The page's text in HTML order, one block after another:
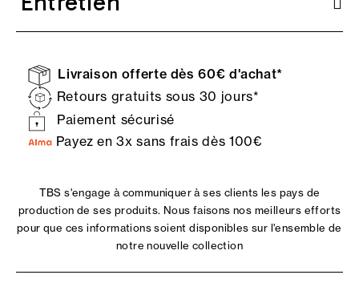
Livraison offerte dès 60€ d'achat*
Retours gratuits sous 30 jours*
Paiement sécurisé
Payez en 3x sans frais dès 100€
TBS s'engage à communiquer à ses clients les pays de
production de ses produits. Nous faisons nos meilleurs efforts
pour que ces informations soient disponibles sur l'ensemble de
notre nouvelle collection